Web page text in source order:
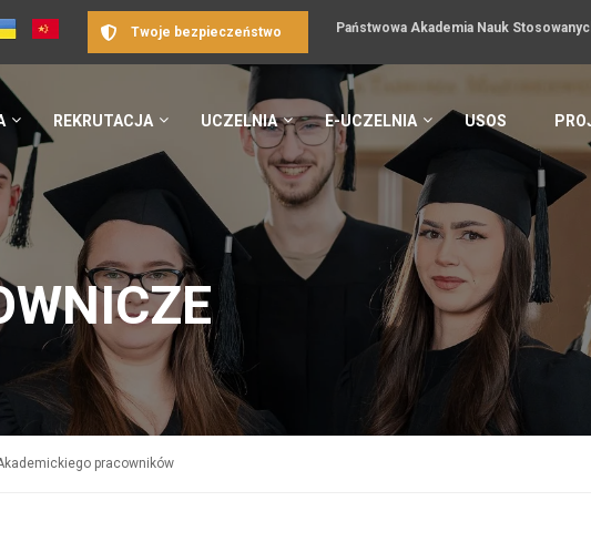
Państwowa Akademia Nauk
Twoje bezpieczeństwo
REKRUTACJA UCZELNIA E-UCZELNIA USOS
pracowników